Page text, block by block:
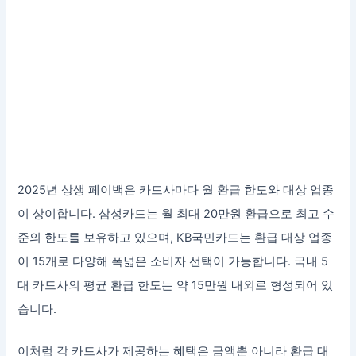
2025년 상생 페이백은 카드사마다 월 환급 한도와 대상 업종
이 상이합니다. 삼성카드는 월 최대 20만원 환급으로 최고 수
준의 한도를 보유하고 있으며, KB국민카드는 환급 대상 업종
이 15개로 다양해 폭넓은 소비자 선택이 가능합니다. 국내 5
대 카드사의 평균 환급 한도는 약 15만원 내외로 형성되어 있
습니다.
이처럼 각 카드사가 제공하는 혜택은 금액뿐 아니라 환급 대